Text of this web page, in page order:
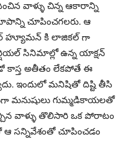
వాళ్ళు చిన్న ఆకారాన్ని
చూపించగలరు. ఆ
హ్యూమన్ కి లాజికల్ గా
సినిమాల్లో ఉన్న యాక్షన్
కాస్త అతీతం లేకపోతే ఈ
ఇందులో మనిషితో దిష్టి తీసి
మనుషులు గుమ్మడికాయలతో
వాళ్ళు తొలిసారి ఒక పోరాటం
ఆ సన్నివేశంతో చూపించడం